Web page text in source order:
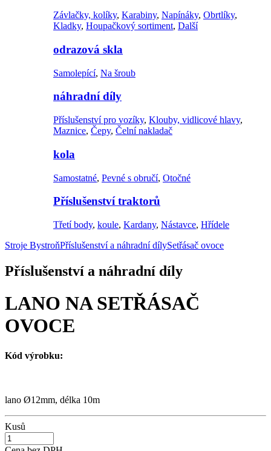
Závlačky, kolíky, Karabiny, Napínáky, Obrtlíky,
Kladky, Houpačkový sortiment, Další
odrazová skla
Samolepící, Na šroub
náhradní díly
Příslušenství pro vozíky, Klouby, vidlicové hlavy,
Maznice, Čepy, Čelní nakladač
kola
Samostatné, Pevné s obručí, Otočné
Příslušenství traktorů
Třetí body, koule, Kardany, Nástavce, Hřídele
Stroje BystroňPříslušenství a náhradní dílySetřásač ovoce
Příslušenství a náhradní díly
LANO NA SETŘÁSAČ
OVOCE
Kód výrobku:
lano Ø12mm, délka 10m
Kusů